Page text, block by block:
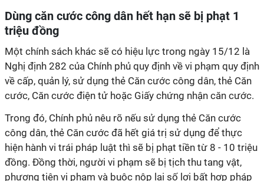
Dùng căn cước công dân hết hạn sẽ bị phạt 1
triệu đồng
Một chính sách khác sẽ có hiệu lực trong ngày 15/12 là
Nghị định 282 của Chính phủ quy định về vi phạm quy định
về cấp, quản lý, sử dụng thẻ Căn cước công dân, thẻ Căn
cước, Căn cước điện tử hoặc Giấy chứng nhận căn cước.
Trong đó, Chính phủ nêu rõ nếu sử dụng thẻ Căn cước
công dân, thẻ Căn cước đã hết giá trị sử dụng để thực
hiện hành vi trái pháp luật thì sẽ bị phạt tiền từ 8 - 10 triệu
đồng. Đồng thời, người vi phạm sẽ bị tịch thu tang vật,
phương tiện vi phạm và buộc nộp lại số lợi bất hợp pháp